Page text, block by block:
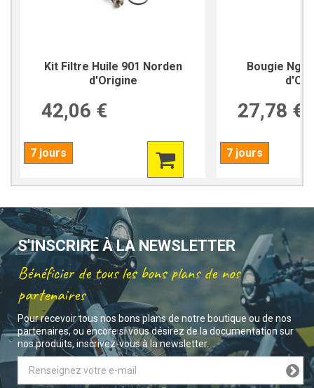
Kit Filtre Huile 901 Norden
d'Origine
42,06 €
7 jours
Bougie Ngk
27,78 €
7 jours
S'INSCRIRE À LA NEWSLETTER
Bénéficier de tous les bons plans de nos
partenaires
Pour recevoir tous nos bons plans de notre boutique ou de nos
partenaires, ou encore si vous désirez de la documentation sur
nos produits, inscrivez-vous à la newsletter.